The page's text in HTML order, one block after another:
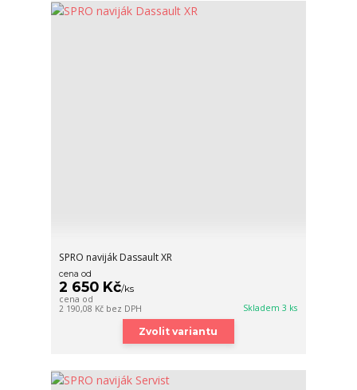
SPRO naviják Dassault XR
cena od
2 650 Kč/ks
cena od
2 190,08 Kč bez DPH Skladem 3 ks
Zvolit variantu